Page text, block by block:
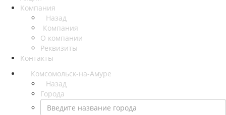
Компания
Назад
Компания
О компании
Реквизиты
Контакты
Комсомольск-на-Амуре
Назад
Города